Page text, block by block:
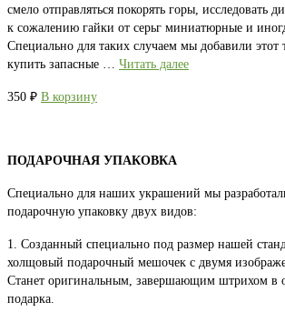
смело отправляться покорять горы, исследовать
к сожалению гайки от серьг миниатюрные и
Специально для таких случаем мы добавили этот
купить запасные … Читать далее
350 ₽ В корзину
ПОДАРОЧНАЯ УПАКОВКА
Специально для наших украшений мы
подарочную упаковку двух видов:
1. Созданный специально под размер нашей
холщовый подарочный мешочек с двумя
Станет оригинальным, завершающим штрихом в
подарка.